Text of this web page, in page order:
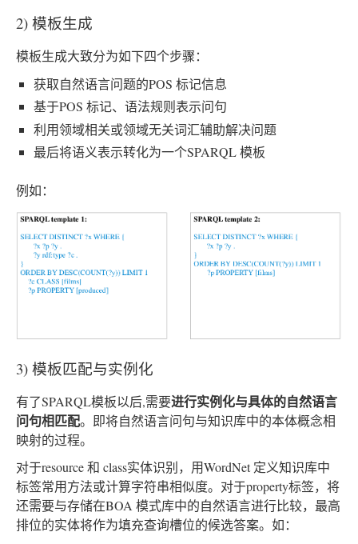
2) 模板生成
模板生成大致分为如下四个步骤：
获取自然语言问题的POS 标记信息
基于POS 标记、语法规则表示问句
利用领域相关或领域无关词汇辅助解决问题
最后将语义表示转化为一个SPARQL 模板
例如：
3) 模板匹配与实例化
有了SPARQL模板以后,需要进行实例化与具体的自然语言
问句相匹配。即将自然语言问句与知识库中的本体概念相
映射的过程。
对于resource 和 class实体识别，用WordNet 定义知识库中
标签常用方法或计算字符串相似度。对于property标签，将
还需要与存储在BOA 模式库中的自然语言进行比较，最高
排位的实体将作为填充查询槽位的候选答案。如：